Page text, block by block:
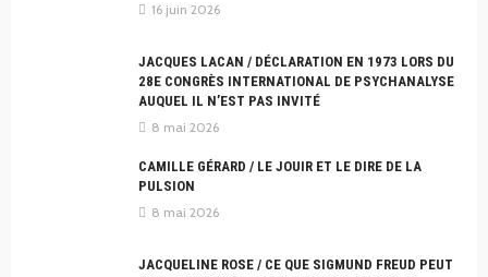
16 juin 2026
JACQUES LACAN / DÉCLARATION EN 1973 LORS DU
28E CONGRÈS INTERNATIONAL DE PSYCHANALYSE
AUQUEL IL N’EST PAS INVITÉ
8 mai 2026
CAMILLE GÉRARD / LE JOUIR ET LE DIRE DE LA
PULSION
8 mai 2026
JACQUELINE ROSE / CE QUE SIGMUND FREUD PEUT